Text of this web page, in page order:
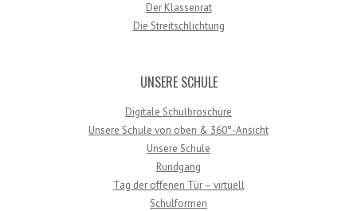
Der Klassenrat
Die Streitschlichtung
UNSERE SCHULE
Digitale Schulbroschüre
Unsere Schule von oben & 360°-Ansicht
Unsere Schule
Rundgang
Tag der offenen Tür – virtuell
Schulformen